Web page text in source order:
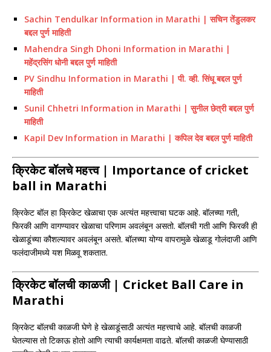
Sachin Tendulkar Information in Marathi | सचिन तेंडुलकर
बद्दल पुर्ण माहिती
Mahendra Singh Dhoni Information in Marathi |
महेंद्रसिंग धोनी बद्दल पुर्ण माहिती
PV Sindhu Information in Marathi | पी. व्ही. सिंधू बद्दल पुर्ण
माहिती
Sunil Chhetri Information in Marathi | सुनील छेत्री बद्दल पुर्ण
माहिती
Kapil Dev Information in Marathi | कपिल देव बद्दल पुर्ण माहिती
क्रिकेट बॉलचे महत्त्व | Importance of cricket
ball in Marathi
क्रिकेट बॉल हा क्रिकेट खेळाचा एक अत्यंत महत्त्वाचा घटक आहे. बॉलच्या गती,
फिरकी आणि वागण्यावर खेळाचा परिणाम अवलंबून असतो. बॉलची गती आणि फिरकी ही
खेळाडूंच्या कौशल्यावर अवलंबून असते. बॉलच्या योग्य वापरामुळे खेळाडू गोलंदाजी आणि
फलंदाजीमध्ये यश मिळवू शकतात.
क्रिकेट बॉलची काळजी | Cricket Ball Care in
Marathi
क्रिकेट बॉलची काळजी घेणे हे खेळाडूंसाठी अत्यंत महत्त्वाचे आहे. बॉलची काळजी
घेतल्यास तो टिकाऊ होतो आणि त्याची कार्यक्षमता वाढते. बॉलची काळजी घेण्यासाठी